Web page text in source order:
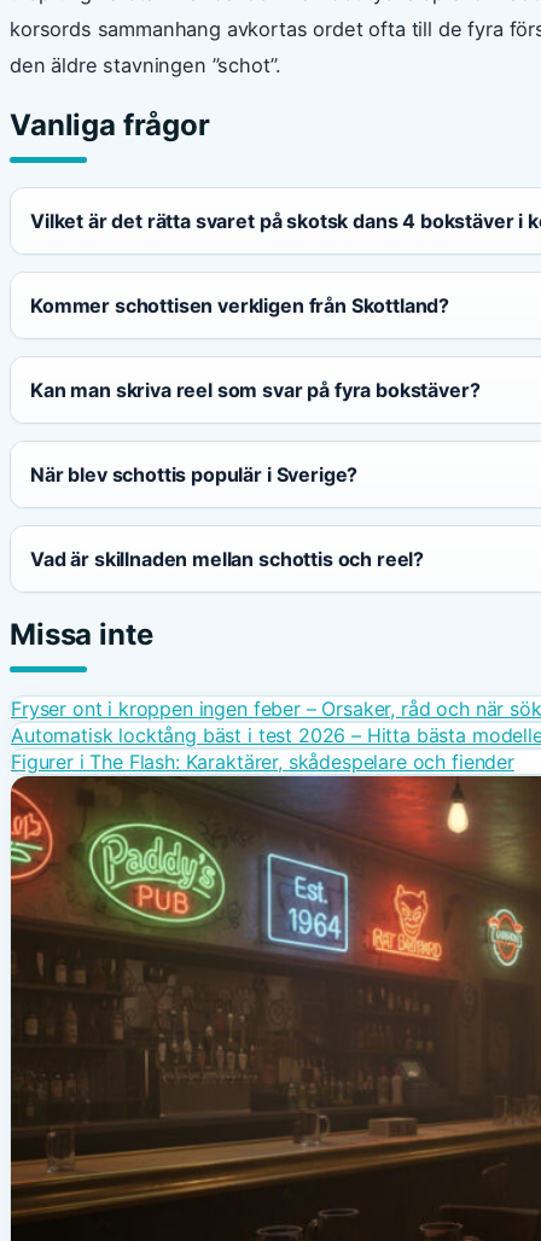
korsords sammanhang avkortas ordet ofta till de fyra
den äldre stavningen ”schot”.
Vanliga frågor
Vilket är det rätta svaret på skotsk dans 4 bokstäver i
Kommer schottisen verkligen från Skottland?
Kan man skriva reel som svar på fyra bokstäver?
När blev schottis populär i Sverige?
Vad är skillnaden mellan schottis och reel?
Missa inte
Fryser ont i kroppen ingen feber – Orsaker, råd och när
Automatisk locktång bäst i test 2026 – Hitta bästa
Figurer i The Flash: Karaktärer, skådespelare och fiender